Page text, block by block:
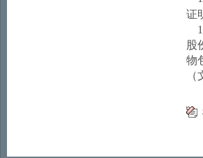
证
股
物